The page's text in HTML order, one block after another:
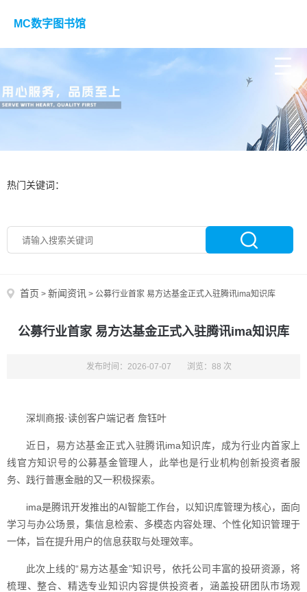
MC数字图书馆
热门关键词：
首页 > 新闻资讯 > 公募行业首家 易方达基金正式入驻腾讯ima知识库
公募行业首家 易方达基金正式入驻腾讯ima知识库
发布时间：2026-07-07 浏览：88 次
深圳商报·读创客户端记者 詹钰叶
近日，易方达基金正式入驻腾讯ima知识库，成为行业内首家上
线官方知识号的公募基金管理人，此举也是行业机构创新投资者服
务、践行普惠金融的又一积极探索。
ima是腾讯开发推出的AI智能工作台，以知识库管理为核心，面向
学习与办公场景，集信息检索、多模态内容处理、个性化知识管理于
一体，旨在提升用户的信息获取与处理效率。
此次上线的“易方达基金”知识号，依托公司丰富的投研资源，将
梳理、整合、精选专业知识内容提供投资者，涵盖投研团队市场观